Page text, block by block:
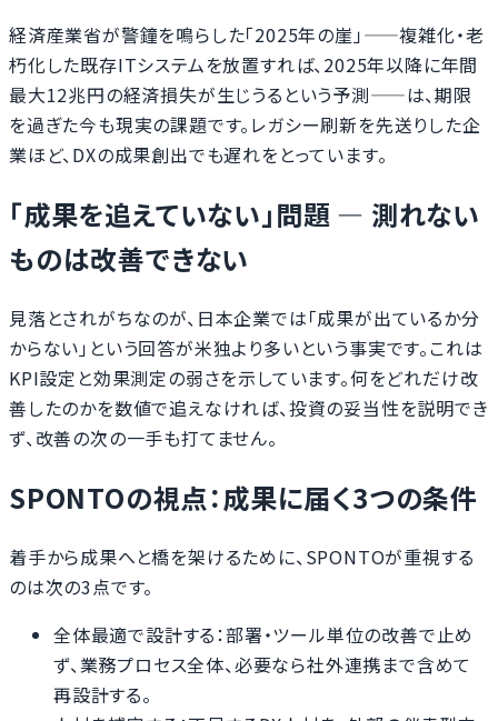
経済産業省が警鐘を鳴らした「2025年の崖」——複雑化・老
朽化した既存ITシステムを放置すれば、2025年以降に年間
最大12兆円の経済損失が生じうるという予測——は、期限
を過ぎた今も現実の課題です。レガシー刷新を先送りした企
業ほど、DXの成果創出でも遅れをとっています。
「成果を追えていない」問題 ― 測れない
ものは改善できない
見落とされがちなのが、日本企業では「成果が出ているか分
からない」という回答が米独より多いという事実です。これは
KPI設定と効果測定の弱さを示しています。何をどれだけ改
善したのかを数値で追えなければ、投資の妥当性を説明でき
ず、改善の次の一手も打てません。
SPONTOの視点：成果に届く3つの条件
着手から成果へと橋を架けるために、SPONTOが重視する
のは次の3点です。
全体最適で設計する：部署・ツール単位の改善で止め
ず、業務プロセス全体、必要なら社外連携まで含めて
再設計する。